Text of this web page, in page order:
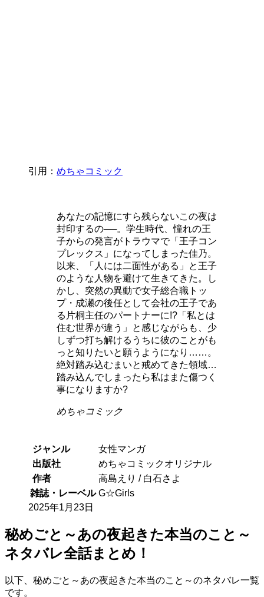
引用： めちゃコミック
あなたの記憶にすら残らないこの夜は
封印するの──。学生時代、憧れの王
子からの発言がトラウマで「王子コン
プレックス」になってしまった佳乃。
以来、「人には二面性がある」と王子
のような人物を避けて生きてきた。し
かし、突然の異動で女子総合職トッ
プ・成瀬の後任として会社の王子であ
る片桐主任のパートナーに!?「私とは
住む世界が違う」と感じながらも、少
しずつ打ち解けるうちに彼のことがも
っと知りたいと願うようになり……。
絶対踏み込むまいと戒めてきた領域…
踏み込んでしまったら私はまた傷つく
事になりますか?
めちゃコミック
ジャンル
女性マンガ
出版社
めちゃコミックオリジナル
作者
高島えり / 白石さよ
雑誌・レーベル G☆Girls
2025年1月23日
秘めごと～あの夜起きた本当のこと～
ネタバレ全話まとめ！
以下、秘めごと～あの夜起きた本当のこと～のネタバレ一覧
です。